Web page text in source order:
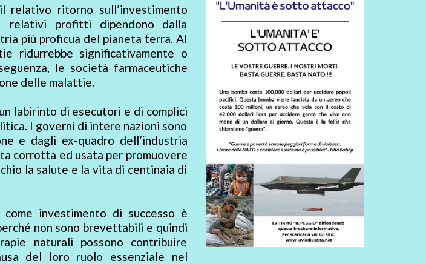
relativo ritorno sull’investimento
relativi profitti dipendono dalla
più proficua del pianeta terra. Al
ridurrebbe significativamente o
le società farmaceutiche
delle malattie.
labirinto di esecutori e di complici
I governi di intere nazioni sono
e dagli ex-quadro dell’industria
corrotta ed usata per promuovere
la salute e la vita di centinaia di
come investimento di successo è
non sono brevettabili e quindi
naturali possono contribuire
del loro ruolo essenziale nel